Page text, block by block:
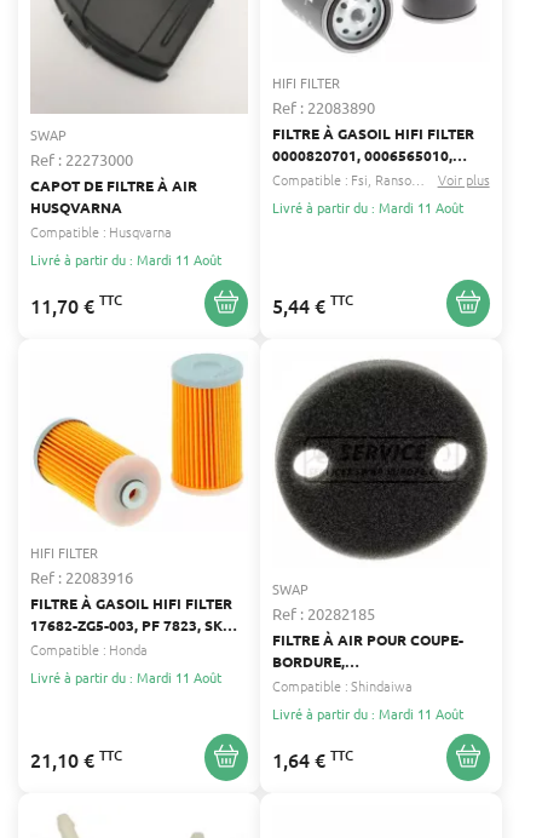
SWAP
Ref : 22273000
CAPOT DE FILTRE À AIR
HUSQVARNA
Compatible : Husqvarna
Livré à partir du : Mardi 11 Août
11,70 € TTC
HIFI FILTER
Ref : 22083890
FILTRE À GASOIL HIFI FILTER
0000820701, 0006565010,
000922783
Compatible : Fsi Ransomes ...
Voir plus
Livré à partir du : Mardi 11 Août
5,44 € TTC
HIFI FILTER
Ref : 22083916
FILTRE À GASOIL HIFI FILTER
17682-ZG5-003, PF 7823, SK
3613
Compatible : Honda
Livré à partir du : Mardi 11 Août
21,10 € TTC
SWAP
Ref : 20282185
FILTRE À AIR POUR COUPE-
BORDURE,
DÉBROUSSAILLEUSE,
SOUFFLEUR, TONDEUSE
SHINDAIWA SHINDAIWA
Compatible :Shindaiwa
Livré à partir du : Mardi 11 Août
1,64 € TTC